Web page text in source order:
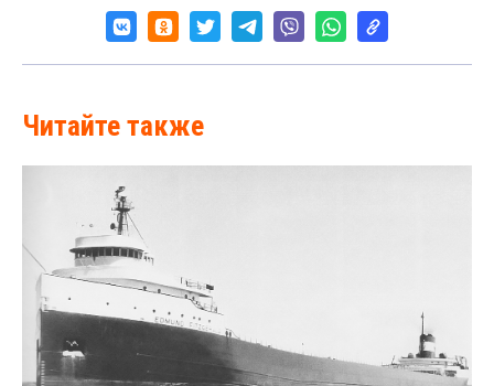
Читайте также